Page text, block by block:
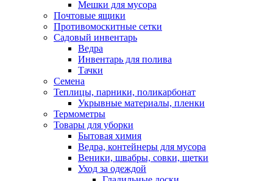
Мешки для мусора
Почтовые ящики
Противомоскитные сетки
Садовый инвентарь
Ведра
Инвентарь для полива
Тачки
Семена
Теплицы, парники, поликарбонат
Укрывные материалы, пленки
Термометры
Товары для уборки
Бытовая химия
Ведра, контейнеры для мусора
Веники, швабры, совки, щетки
Уход за одеждой